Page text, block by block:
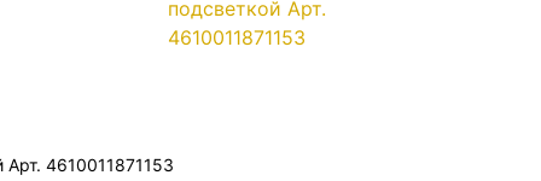
Арт. 4610011871153